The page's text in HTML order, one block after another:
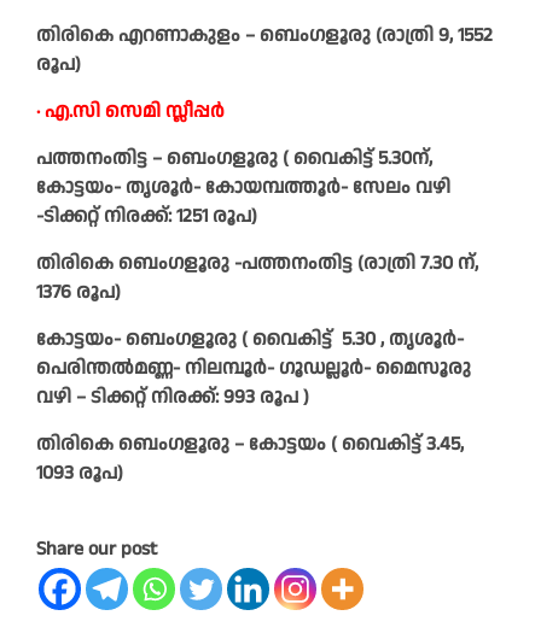
തിരികെ എറണാകുളം – ബെംഗളൂരു (രാത്രി 9, 1552
രൂപ)
∙ എ.സി സെമി സ്ലീപ്പർ
പത്തനംതിട്ട – ബെംഗളൂരു ( വൈകിട്ട് 5.30ന്,
കോട്ടയം- തൃ‍ശൂർ- കോയമ്പത്തൂർ- സേലം വഴി
-ടിക്കറ്റ് നിരക്ക്: 1251 രൂപ)
തിരികെ ബെംഗളൂരു -പത്തനംതിട്ട (രാത്രി 7.30 ന്,
1376 രൂപ)
കോട്ടയം- ബെംഗളൂരു ( വൈകിട്ട് 5.30 , തൃശൂർ-
പെരിന്തൽമണ്ണ- നിലമ്പൂർ- ​ഗൂഡല്ലൂർ- മൈസൂരു
വഴി – ടിക്കറ്റ് നിരക്ക്: 993 രൂപ )
തിരികെ ബെംഗളൂരു – കോട്ടയം ( വൈകിട്ട് 3.45,
1093 രൂപ)
Share our post